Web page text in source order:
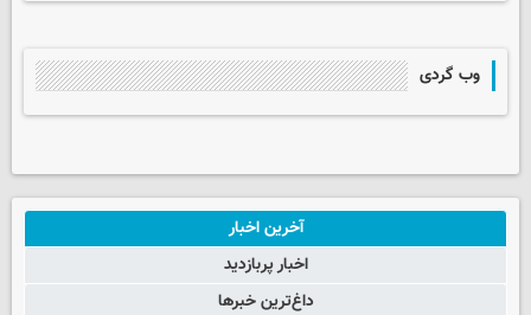
وب گردی
آخرین اخبار
اخبار پربازدید
داغ‌ترین خبرها